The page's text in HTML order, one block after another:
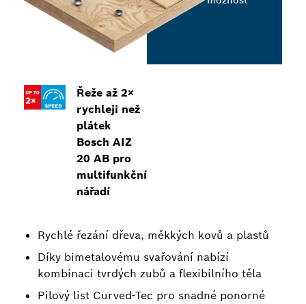
Řeže až 2×
rychleji než
plátek
Bosch AIZ
20 AB pro
multifunkční
nářadí
Rychlé řezání dřeva, měkkých kovů a plastů
Díky bimetalovému svařování nabízí
kombinaci tvrdých zubů a flexibilního těla
Pilový list Curved-Tec pro snadné ponorné